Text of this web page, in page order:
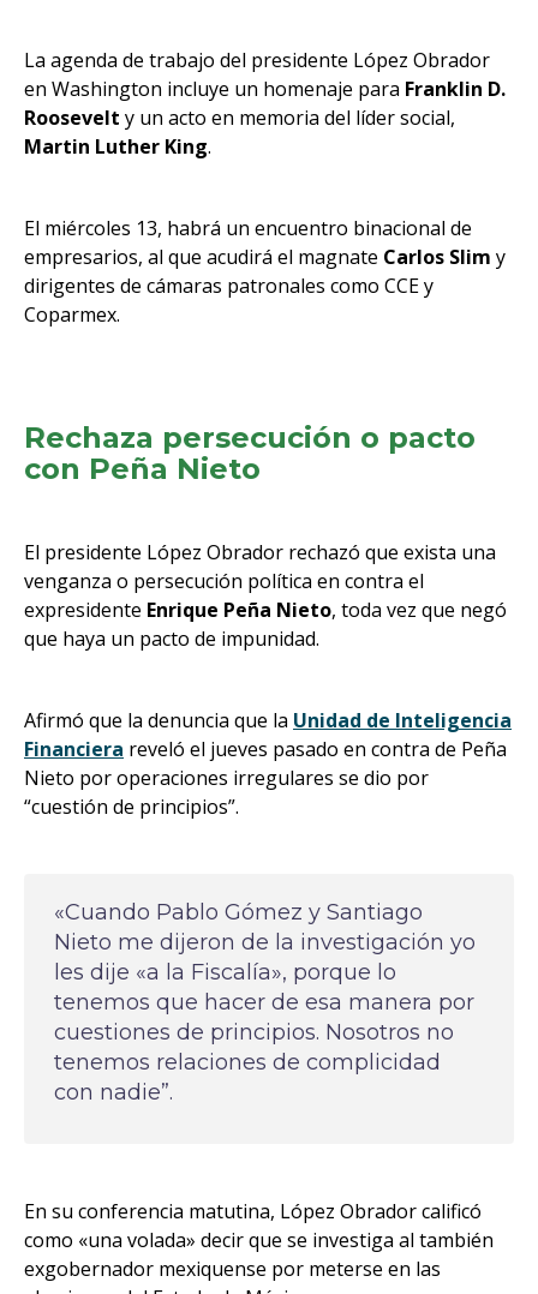
La agenda de trabajo del presidente López Obrador
en Washington incluye un homenaje para Franklin D.
Roosevelt y un acto en memoria del líder social,
Martin Luther King.
El miércoles 13, habrá un encuentro binacional de
empresarios, al que acudirá el magnate Carlos Slim y
dirigentes de cámaras patronales como CCE y
Coparmex.
Rechaza persecución o pacto
con Peña Nieto
El presidente López Obrador rechazó que exista una
venganza o persecución política en contra el
expresidente Enrique Peña Nieto, toda vez que negó
que haya un pacto de impunidad.
Afirmó que la denuncia que la Unidad de Inteligencia
Financiera reveló el jueves pasado en contra de Peña
Nieto por operaciones irregulares se dio por
“cuestión de principios”.
«Cuando Pablo Gómez y Santiago
Nieto me dijeron de la investigación yo
les dije «a la Fiscalía», porque lo
tenemos que hacer de esa manera por
cuestiones de principios. Nosotros no
tenemos relaciones de complicidad
con nadie”.
En su conferencia matutina, López Obrador calificó
como «una volada» decir que se investiga al también
exgobernador mexiquense por meterse en las